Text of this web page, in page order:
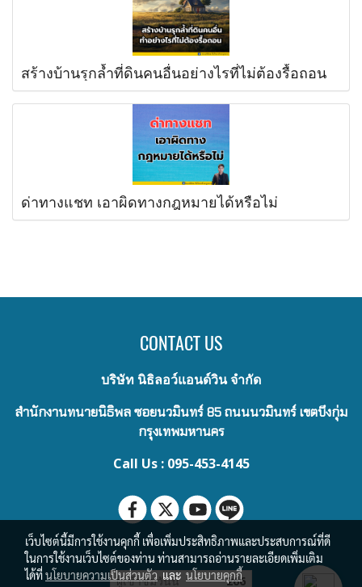
สร้างบ้านรุกล้ำที่ดินคนอื่นอย่างไรที่ไม่ต้องรื้อถอน
ด่าทางแชท เอาผิดทางกฎหมายได้หรือไม่
CONTACT US
บริษัท นิธิลอว์แอนด์วิน จำกัด
สำนักงานทนายนิธิพล ซอยนวมินทร์ 85 ถนนนวมินทร์ เขตบึงกุ่ม
กรุงเทพมหานคร
Call Us : 095-453-4145
ผู้เข้าชมวันนี้ 266
เว็บไซต์นี้มีการใช้งานคุกกี้ เพื่อเพิ่มประสิทธิภาพและประสบการณ์ที่ดี
ในการใช้งานเว็บไซต์ของท่าน ท่านสามารถอ่านรายละเอียดเพิ่มเติม
ได้ที่นโยบายความเป็นส่วนตัวและนโยบายคุกกี้